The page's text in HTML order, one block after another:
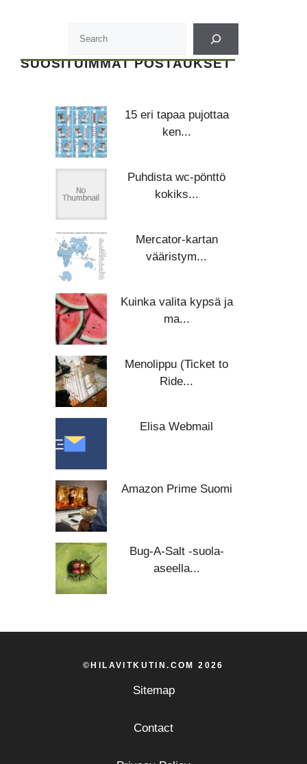
SUOSITUIMMAT POSTAUKSET
15 eri tapaa pujottaa
ken...
Puhdista wc-pönttö
kokiks...
Mercator-kartan
vääristym...
Kuinka valita kypsä ja
ma...
Menolippu (Ticket to
Ride...
Elisa Webmail
Amazon Prime Suomi
Bug-A-Salt -suola-
aseella...
©HILAVITKUTIN.COM 2026
Sitemap
Contact